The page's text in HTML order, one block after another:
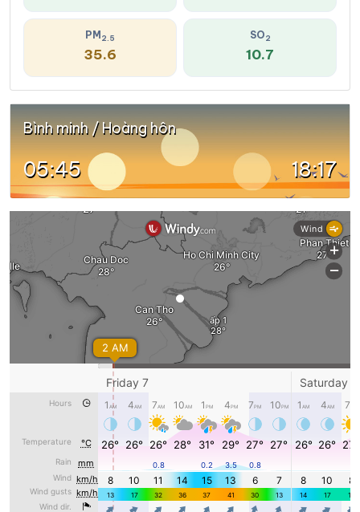
PM 2.5
35.6
SO2
10.7
Bình minh / Hoàng hôn
05:45 18:17